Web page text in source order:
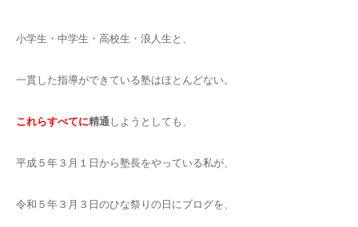
小学生・中学生・高校生・浪人生と、
一貫した指導ができている塾はほとんどない。
これらすべてに精通 しようとしても、
平成５年３月１日から塾長をやっている私が、
令和５年３月３日のひな祭りの日にブログを、